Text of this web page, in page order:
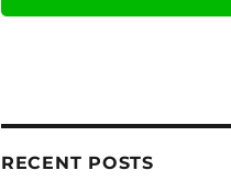
RECENT POSTS